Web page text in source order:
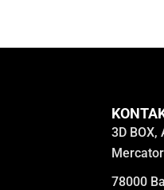
3D BOX,
78000